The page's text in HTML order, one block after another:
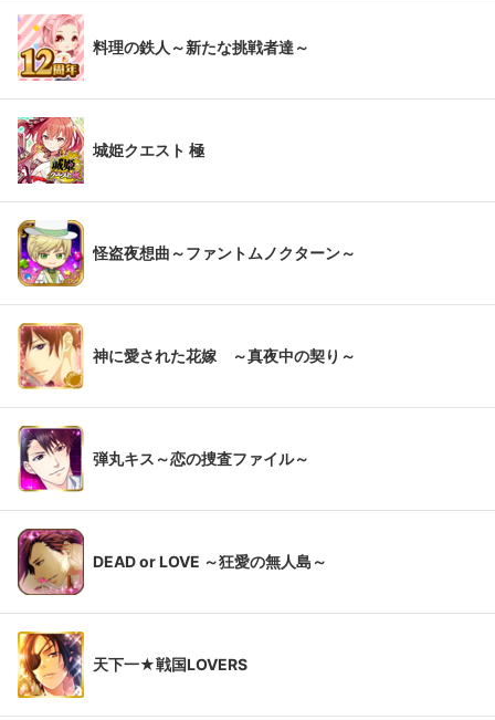
料理の鉄人～新たな挑戦者達～
城姫クエスト 極
怪盗夜想曲～ファントムノクターン～
神に愛された花嫁 ～真夜中の契り～
弾丸キス～恋の捜査ファイル～
DEAD or LOVE ～狂愛の無人島～
天下一★戦国LOVERS